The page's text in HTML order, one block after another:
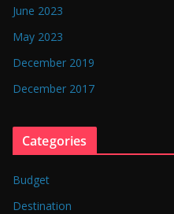
June 2023
May 2023
December 2019
December 2017
Categories
Budget
Destination